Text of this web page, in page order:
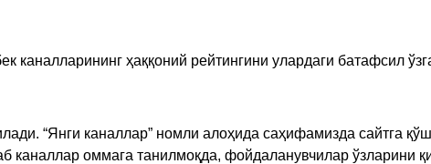
каналларининг ҳаққоний рейтингини улардаги батафсил
“Янги каналлар” номли алоҳида саҳифамизда сайтга
оммага танилмоқда, фойдаланувчилар ўзларини